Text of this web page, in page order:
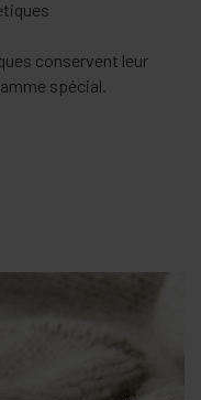
dans une même
résistant.